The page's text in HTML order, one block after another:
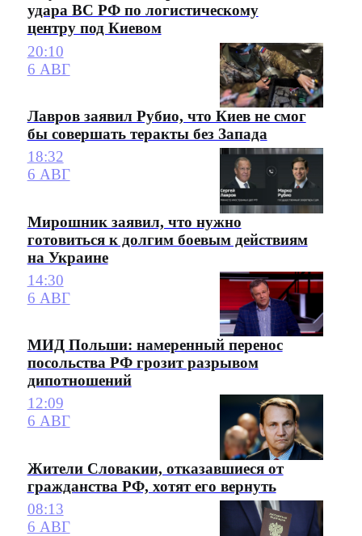
удара ВС РФ по логистическому
центру под Киевом
20:10
6 АВГ
Лавров заявил Рубио, что Киев не смог
бы совершать теракты без Запада
18:32
6 АВГ
Мирошник заявил, что нужно
готовиться к долгим боевым действиям
на Украине
14:30
6 АВГ
МИД Польши: намеренный перенос
посольства РФ грозит разрывом
дипотношений
12:09
6 АВГ
Жители Словакии, отказавшиеся от
гражданства РФ, хотят его вернуть
08:13
6 АВГ